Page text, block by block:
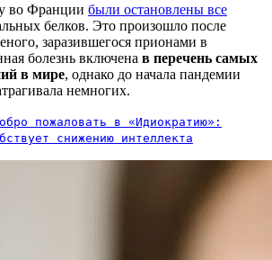
во Франции были остановлены все
белков. Это произошло после
заразившегося прионами в
болезнь включена в перечень самых
в мире, однако до начала пандемии
немногих.
пожаловать в «Идиократию»:
снижению интеллекта